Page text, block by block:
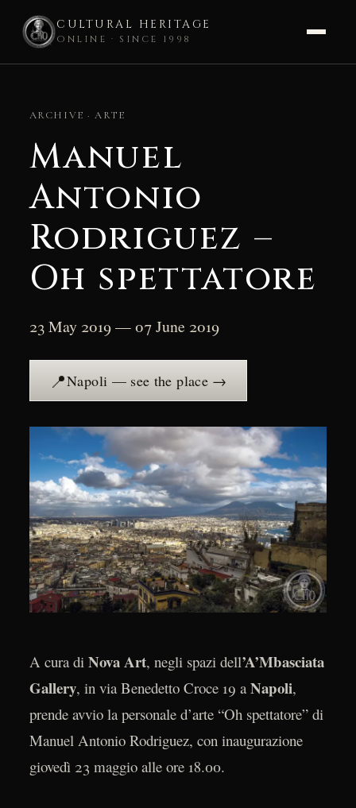
CULTURAL HERITAGE
ONLINE · SINCE 1998
contentARCHIVE · ARTE
Manuel
Antonio
Rodriguez –
Oh spettatore
23 May 2019 — 07 June 2019
📍Napoli — see the place →
A cura di Nova Art, negli spazi dell’A’Mbasciata
Gallery, in via Benedetto Croce 19 a Napoli,
prende avvio la personale d’arte “Oh spettatore” di
Manuel Antonio Rodriguez, con inaugurazione
giovedì 23 maggio alle ore 18.00.